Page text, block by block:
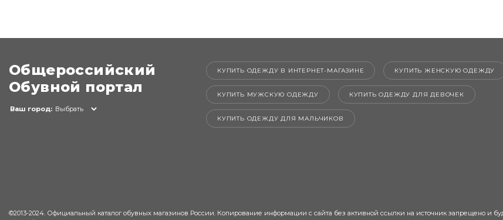
Общероссийский
Обувной портал
Ваш город: Выбрать
КУПИТЬ ОДЕЖДУ В ИНТЕРНЕТ-МАГАЗИНЕ КУПИТЬ ЖЕНСКУЮ ОДЕЖДУ
КУПИТЬ МУЖСКУЮ ОДЕЖДУ КУПИТЬ ОДЕЖДУ ДЛЯ ДЕВОЧЕК
КУПИТЬ ОДЕЖДУ ДЛЯ МАЛЬЧИКОВ
©2013-2024. Официальный каталог обувных магазинов России. Копирование информации с сайта без активной ссылки на источник запрещено и